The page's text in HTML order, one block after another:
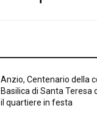
Anzio, Centenario della
Basilica di Santa Teresa
il quartiere in festa